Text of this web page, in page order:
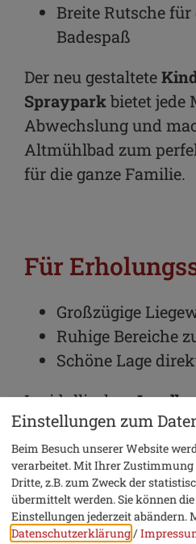
Breite Rutsche
Badespaß
Der neu gestaltete
Sprayparkbietet jede
Abwechslung und
Altmühlbad zum
für die ganze Familie.
Für
Großzügige
Ruhige Bereiche
Schöne Lage
Im idyllischen
beim Rauschen der
hinter dir lassen und
zahlreicher Bäume
Und wenn du dich
möchtest, schnapp dir
Einstellungen zum
Beim Besuch unserer Website
verarbeitet. Mit Ihrer Zustimmung
Dritte, z.B. zum Zweck der
übermittelt werden. Sie können
Einstellungen jederzeit abändern.
Datenschutzerklärung/